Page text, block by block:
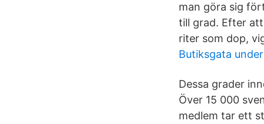
man göra sig
till grad. Efter
riter som dop,
Butiksgata
Dessa grader
Över 15 000
medlem tar ett